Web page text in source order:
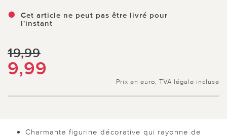
Cet article ne peut pas être livré pour
l'instant
19,99
9,99
Prix en euro, TVA légale incluse
Charmante figurine décorative qui rayonne de